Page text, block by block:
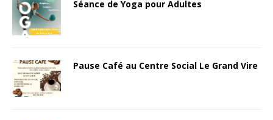
Séance de Yoga pour Adultes
Pause Café au Centre Social Le Grand Vire